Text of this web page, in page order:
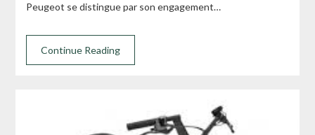
Peugeot se distingue par son engagement…
Continue Reading